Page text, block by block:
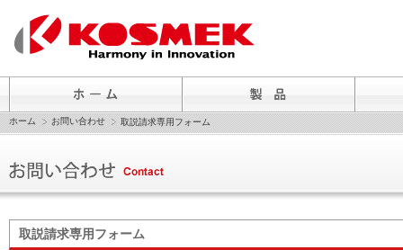
ホーム お問い合わせ 取説請求専用フォーム
取説請求専用フォーム